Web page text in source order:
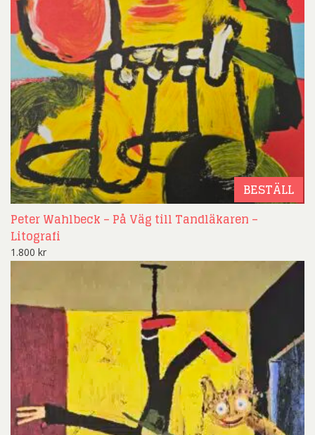
BESTÄLL
Peter Wahlbeck – På Väg till Tandläkaren –
Litografi
1.800 kr